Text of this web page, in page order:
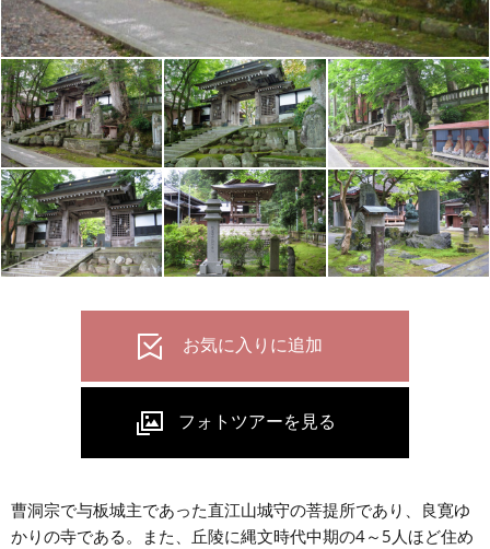
曹洞宗で与板城主であった直江山城守の菩提所であり、良寛ゆ
かりの寺である。また、丘陵に縄文時代中期の4～5人ほど住め